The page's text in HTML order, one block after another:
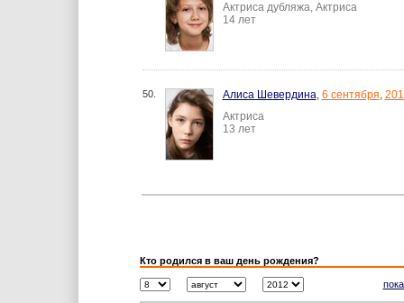
Актриса дубляжа, Актриса
14 лет
50. Алиса Шевердина, 6 сентября,
Актриса
13 лет
Кто родился в ваш день рождения?